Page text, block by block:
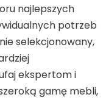
najlepszych
potrzeb
selekcjonowany,
ekspertom i
gamę mebli,